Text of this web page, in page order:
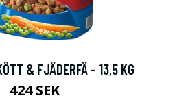
& FJÄDERFÄ - 13,5 KG
424 SEK